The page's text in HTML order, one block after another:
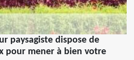
paysagiste dispose de
pour mener à bien votre